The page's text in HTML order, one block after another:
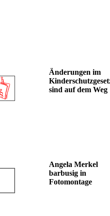
Änderungen im
sind auf dem Weg
Angela Merkel
barbusig in
Fotomontage